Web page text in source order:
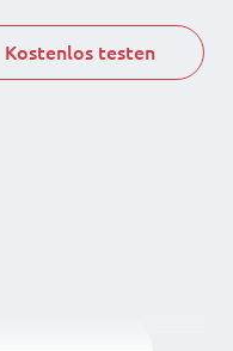
Kostenlos testen